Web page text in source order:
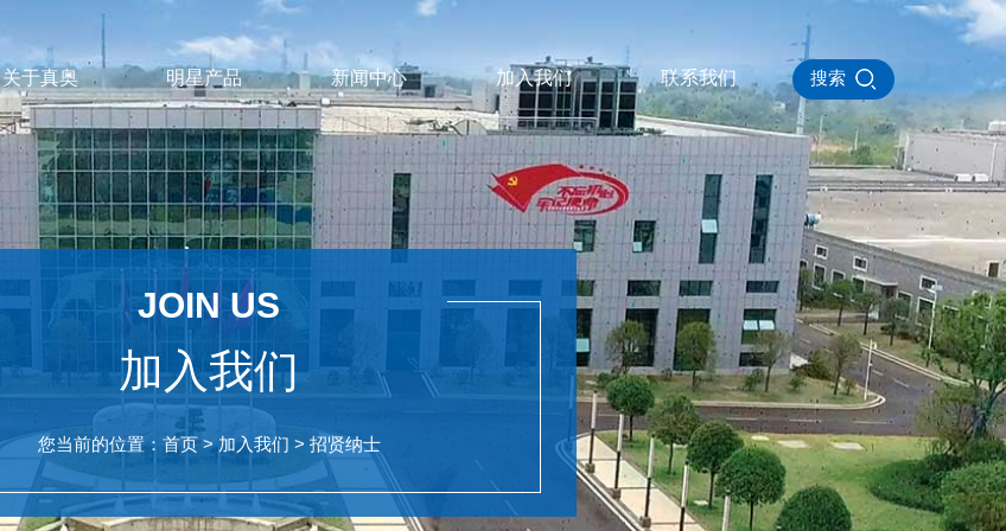
搜索
关于真奥 明星产品 新闻中心 加入我们 联系我们
JOIN US
加入我们
您当前的位置： 首页>加入我们 > 招贤纳士